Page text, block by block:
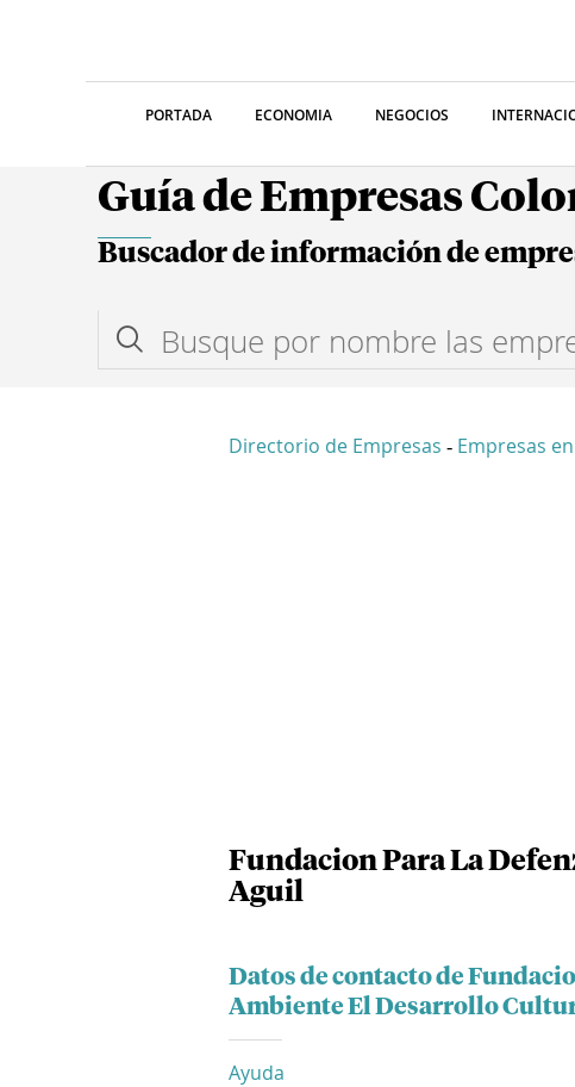
PORTADA ECONOMIA NEGOCIOS
Guía de Empresas
Buscador de información de
Directorio de Empresas - Empresas en
Fundacion Para La
Aguil
Datos de contacto de
Ambiente El Desarrollo
Ayuda